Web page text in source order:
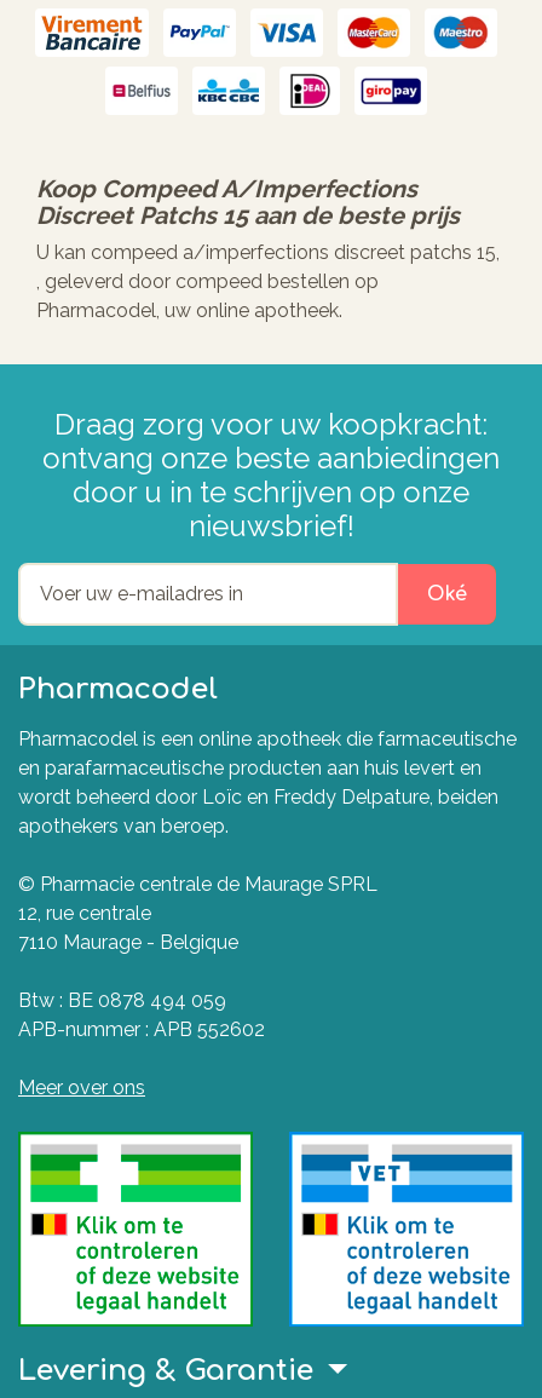
Koop Compeed A/imperfections
Discreet Patchs 15aan de beste prijs
U kan compeed a/imperfections discreet patchs 15,
, geleverd door compeed bestellen op
Pharmacodel, uw online apotheek.
Draag zorg voor uw koopkracht:
ontvang onze beste aanbiedingen
door u in te schrijven op onze
nieuwsbrief!
Oké
Pharmacodel
Pharmacodel is een online apotheek die farmaceutische
en parafarmaceutische producten aan huis levert en
wordt beheerd door Loïc en Freddy Delpature, beiden
apothekers van beroep.
© Pharmacie centrale de Maurage SPRL
12, rue centrale
7110 Maurage - Belgique
Btw : BE 0878 494 059
APB-nummer : APB 552602
Meer over ons
Levering & Garantie